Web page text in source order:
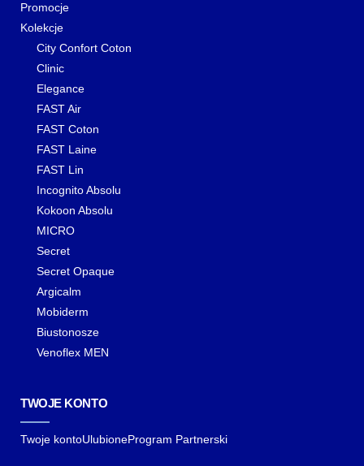
Promocje
Kolekcje
City Confort Coton
Clinic
Elegance
FAST Air
FAST Coton
FAST Laine
FAST Lin
Incognito Absolu
Kokoon Absolu
MICRO
Secret
Secret Opaque
Argicalm
Mobiderm
Biustonosze
Venoflex MEN
TWOJE KONTO
Twoje kontoUlubioneProgram Partnerski